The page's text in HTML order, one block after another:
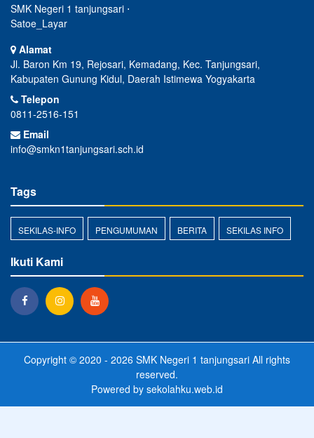
SMK Negeri 1 tanjungsari ⋅
Satoe_Layar
Alamat
Jl. Baron Km 19, Rejosari, Kemadang, Kec. Tanjungsari,
Kabupaten Gunung Kidul, Daerah Istimewa Yogyakarta
Telepon
0811-2516-151
Email
info@smkn1tanjungsari.sch.id
Tags
SEKILAS-INFO PENGUMUMAN BERITA SEKILAS INFO
Ikuti Kami
Copyright © 2020 - 2026 SMK Negeri 1 tanjungsari All rights
reserved.
Powered by sekolahku.web.id